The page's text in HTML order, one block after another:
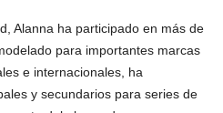
Alanna ha participado en más de
para importantes marcas
e internacionales, ha
y secundarios para series de